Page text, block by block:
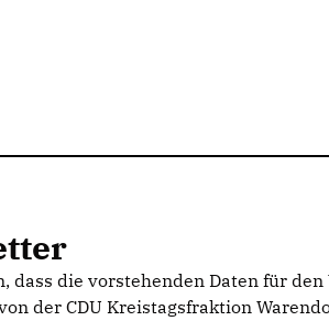
dass die vorstehenden Daten für
der CDU Kreistagsfraktion